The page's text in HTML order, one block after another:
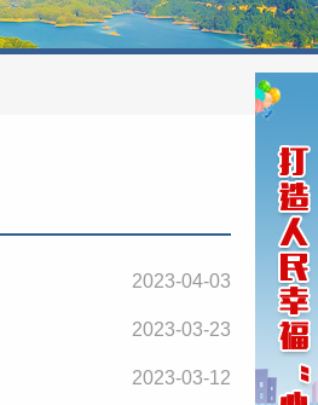
2023-04-03
2023-03-23
2023-03-12